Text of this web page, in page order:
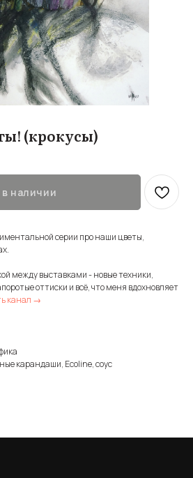
(крокусы)
наличии
серии про наши цветы,
между выставками - новые техники,
оттиски и всё, что меня вдохновляет
канал →
карандаши, Ecoline, соус